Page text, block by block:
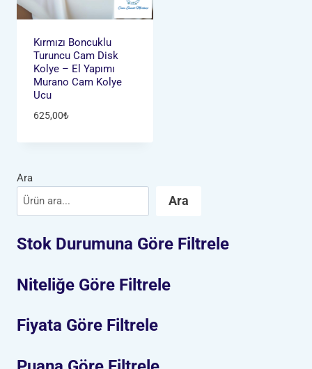
Kırmızı Boncuklu
Turuncu Cam Disk
Kolye – El Yapımı
Murano Cam Kolye
Ucu
625,00₺
Ara
Ara
Stok Durumuna Göre Filtrele
Niteliğe Göre Filtrele
Fiyata Göre Filtrele